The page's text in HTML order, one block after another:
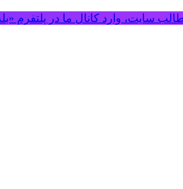
سایت، وارد کانال ما در پلتفرم